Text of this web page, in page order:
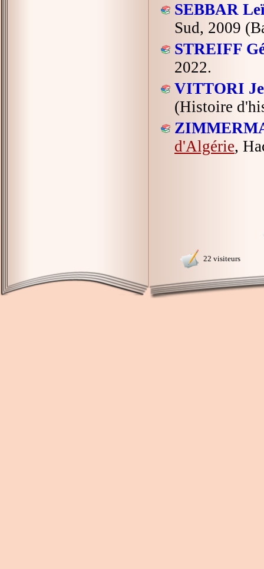
SEBBAR
Sud, 2009
STREIFF
2022.
VITTORI
(Histoire
d'Algérie,
22 visiteurs